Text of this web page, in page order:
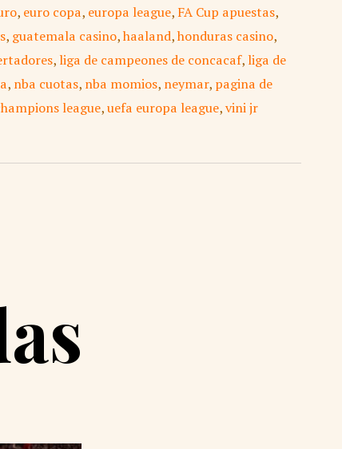
, euro copa, europa league, FA Cup apuestas,
, guatemala casino,haaland,honduras casino,
,liga de campeones de concacaf,liga de
, nba cuotas, nba momios, neymar, pagina de
league,uefa europa league,vini jr